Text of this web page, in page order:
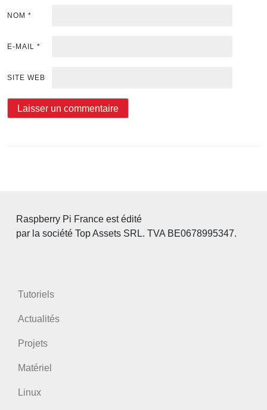
NOM *
E-MAIL *
SITE WEB
Raspberry Pi France est édité
par la société Top Assets SRL. TVA BE0678995347.
Tutoriels
Actualités
Projets
Matériel
Linux